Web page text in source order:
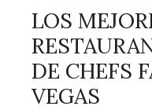
LOS
DE CHEFS
VEGAS